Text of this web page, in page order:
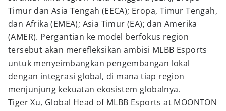
Timur dan Asia Tengah (EECA); Eropa, Timur Tengah,
dan Afrika (EMEA); Asia Timur (EA); dan Amerika
(AMER). Pergantian ke model berfokus region
tersebut akan merefleksikan ambisi MLBB Esports
untuk menyeimbangkan pengembangan lokal
dengan integrasi global, di mana tiap region
menjunjung kekuatan ekosistem globalnya.
Tiger Xu, Global Head of MLBB Esports at MOONTON